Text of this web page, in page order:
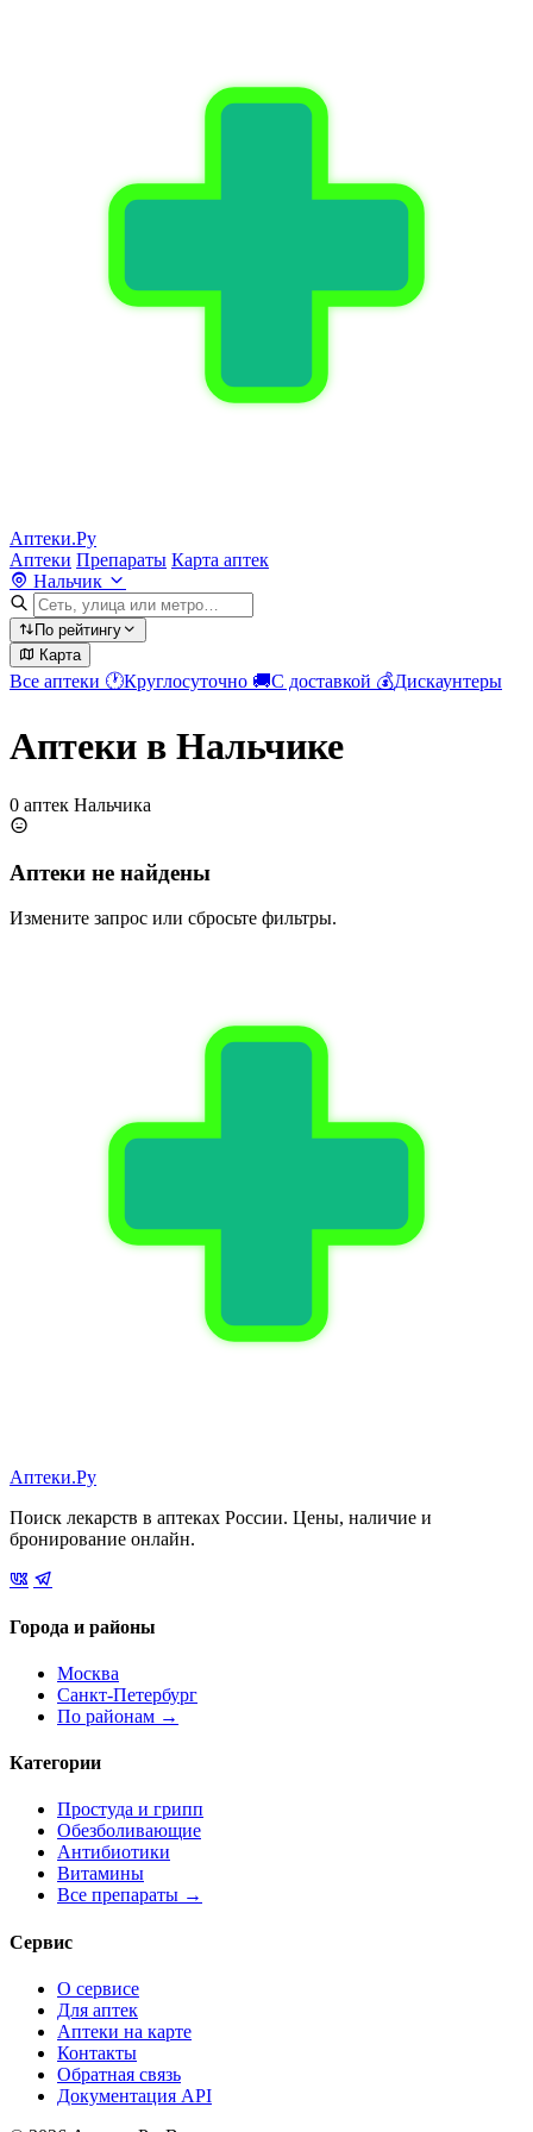
Аптеки.Ру
Аптеки Препараты Карта аптек
Нальчик
По рейтингу
Карта
Все аптеки 🕐Круглосуточно 🚚С доставкой 💰Дискаунтеры
Аптеки в Нальчике
0 аптек Нальчика
Аптеки не найдены
Измените запрос или сбросьте фильтры.
Аптеки.Ру
Поиск лекарств в аптеках России. Цены, наличие и
бронирование онлайн.
Города и районы
Москва
Санкт-Петербург
По районам →
Категории
Простуда и грипп
Обезболивающие
Антибиотики
Витамины
Все препараты →
Сервис
О сервисе
Для аптек
Аптеки на карте
Контакты
Обратная связь
Документация API